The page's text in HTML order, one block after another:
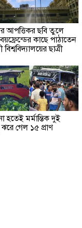
আপত্তিকর ছবি তুলে
কাছে পাঠাতেন
ছাত্রী
হতেই মর্মান্তিক দুই
ঝরে গেল ১৫ প্রাণ